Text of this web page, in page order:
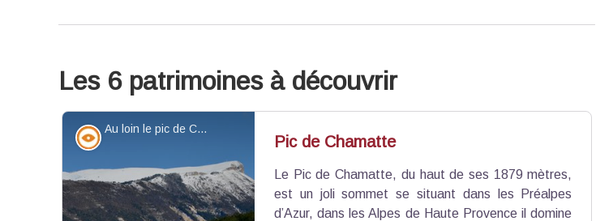
Les 6 patrimoines à découvrir
Au loin le pic de Chamatte - Stefano Blanc - PNR Verdon
Point de vue - sommet Pic de Chamatte
Le Pic de Chamatte, du haut de ses 1879 mètres,
est un joli sommet se situant dans les Préalpes
d’Azur, dans les Alpes de Haute Provence il domine